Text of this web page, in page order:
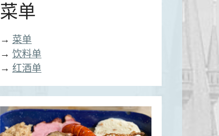
菜单
→ 菜单
→ 饮料单
→ 红酒单